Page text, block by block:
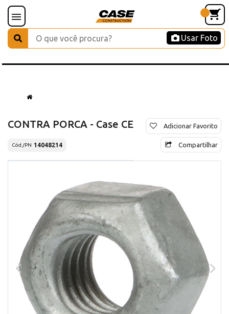
Usar Foto
CONTRA PORCA - Case CE
Cód./PN 14048214
Adicionar Favorito
Compartilhar